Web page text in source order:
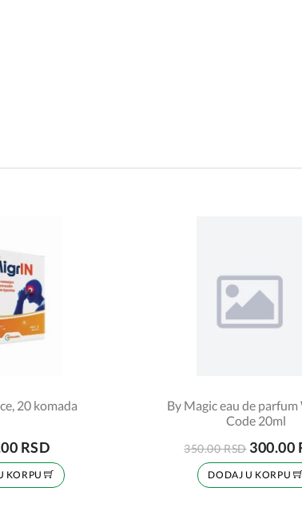
20 komada
RSD
KORPU
By Magic eau de parfum
Code 20ml
350.00 RSD 300.00
DODAJ U KORPU